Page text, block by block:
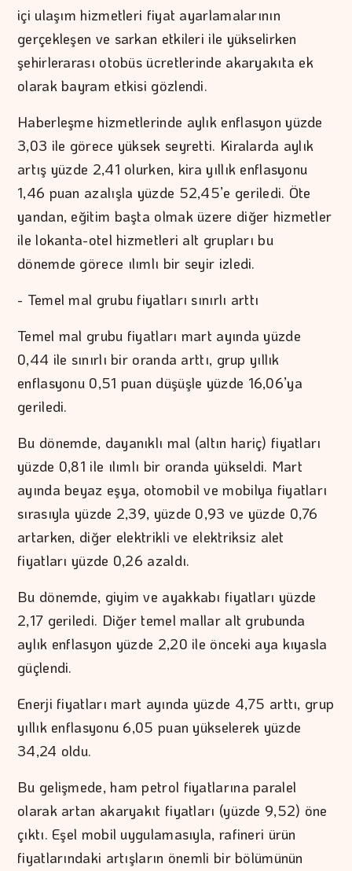
içi ulaşım hizmetleri fiyat ayarlamalarının
gerçekleşen ve sarkan etkileri ile yükselirken
şehirlerarası otobüs ücretlerinde akaryakıta ek
olarak bayram etkisi gözlendi.
Haberleşme hizmetlerinde aylık enflasyon yüzde
3,03 ile görece yüksek seyretti. Kiralarda aylık
artış yüzde 2,41 olurken, kira yıllık enflasyonu
1,46 puan azalışla yüzde 52,45’e geriledi. Öte
yandan, eğitim başta olmak üzere diğer hizmetler
ile lokanta-otel hizmetleri alt grupları bu
dönemde görece ılımlı bir seyir izledi.
- Temel mal grubu fiyatları sınırlı arttı
Temel mal grubu fiyatları mart ayında yüzde
0,44 ile sınırlı bir oranda arttı, grup yıllık
enflasyonu 0,51 puan düşüşle yüzde 16,06’ya
geriledi.
Bu dönemde, dayanıklı mal (altın hariç) fiyatları
yüzde 0,81 ile ılımlı bir oranda yükseldi. Mart
ayında beyaz eşya, otomobil ve mobilya fiyatları
sırasıyla yüzde 2,39, yüzde 0,93 ve yüzde 0,76
artarken, diğer elektrikli ve elektriksiz alet
fiyatları yüzde 0,26 azaldı.
Bu dönemde, giyim ve ayakkabı fiyatları yüzde
2,17 geriledi. Diğer temel mallar alt grubunda
aylık enflasyon yüzde 2,20 ile önceki aya kıyasla
güçlendi.
Enerji fiyatları mart ayında yüzde 4,75 arttı, grup
yıllık enflasyonu 6,05 puan yükselerek yüzde
34,24 oldu.
Bu gelişmede, ham petrol fiyatlarına paralel
olarak artan akaryakıt fiyatları (yüzde 9,52) öne
çıktı. Eşel mobil uygulamasıyla, rafineri ürün
fiyatlarındaki artışların önemli bir bölümünün